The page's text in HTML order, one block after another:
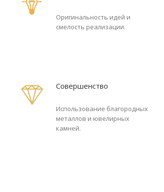
Оригинальность идей и
смелость реализации.
Совершенство
Использование благородных
металлов и ювелирных
камней.